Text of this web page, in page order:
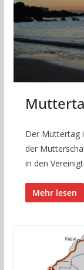
Der Muttertag
der
in den
Mehr lesen